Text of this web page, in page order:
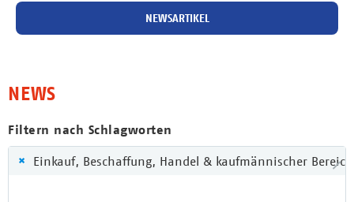
NEWSARTIKEL
NEWS
Filtern nach Schlagworten
× Einkauf, Beschaffung, Handel & kaufmännischer Bereich